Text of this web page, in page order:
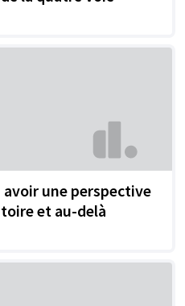
une perspective
et au-delà